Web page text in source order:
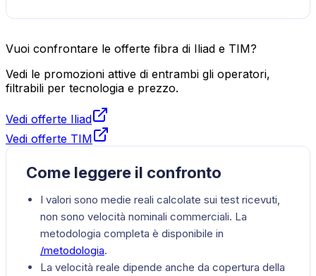
Vuoi confrontare le offerte fibra di Iliad e TIM?
Vedi le promozioni attive di entrambi gli operatori,
filtrabili per tecnologia e prezzo.
Vedi offerte Iliad
Vedi offerte TIM
Come leggere il confronto
I valori sono medie reali calcolate sui test ricevuti,
non sono velocità nominali commerciali. La
metodologia completa è disponibile in
/metodologia.
La velocità reale dipende anche da copertura della